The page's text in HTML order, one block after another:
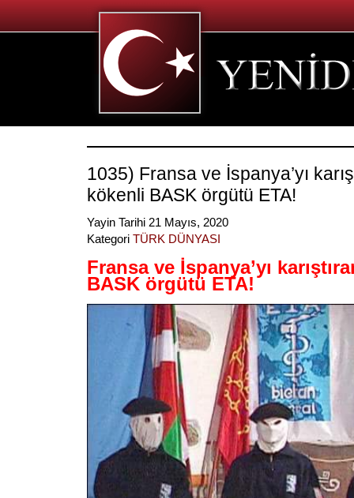
1035) Fransa ve İspanya’yı
kökenli BASK örgütü ETA!
Yayin Tarihi 21 Mayıs, 2020
Kategori TÜRK DÜNYASI
Fransa ve İspanya’yı
BASK örgütü ETA!